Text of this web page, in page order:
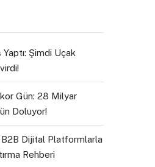
Şimdi Uçak
Gün: 28 Milyar
Doluyor!
B2B Dijital Platformlarla
Rehberi